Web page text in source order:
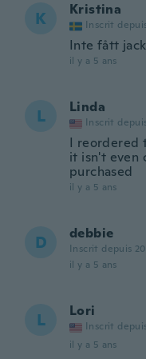
K Kristina
Inscrit
Inte fått
il y a 5 ans
L Linda
Inscrit
I reordered
it isn't even
purchased
il y a 5 ans
D debbie
Inscrit depuis
il y a 5 ans
L Lori
Inscrit
il y a 5 ans